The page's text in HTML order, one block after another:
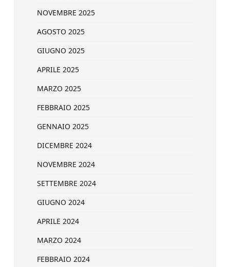
NOVEMBRE 2025
AGOSTO 2025
GIUGNO 2025
APRILE 2025
MARZO 2025
FEBBRAIO 2025
GENNAIO 2025
DICEMBRE 2024
NOVEMBRE 2024
SETTEMBRE 2024
GIUGNO 2024
APRILE 2024
MARZO 2024
FEBBRAIO 2024